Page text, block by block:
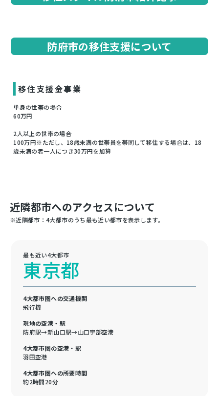
防府市の移住支援について
移住支援金事業
単身の世帯の場合
60万円
2人以上の世帯の場合
100万円※ただし、18歳未満の世帯員を帯同して移住する場合は、18
歳未満の者一人につき30万円を加算
近隣都市へのアクセスについて
※近隣都市：4大都市のうち最も近い都市を表示します。
最も近い4大都市
東京都
4大都市圏への交通機関
飛行機
現地の空港・駅
防府駅→新山口駅→山口宇部空港
4大都市圏の空港・駅
羽田空港
4大都市圏への所要時間
約2時間20分